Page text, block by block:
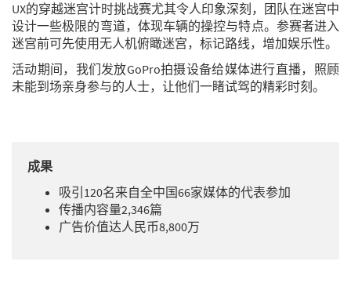
UX的穿越迷宫计时挑战赛尤其令人印象深刻，团队在迷宫中
设计一些极限的弯道，体现车辆的操控与特点。参赛者进入
迷宫前可先使用无人机俯瞰迷宫，标记路线，增加娱乐性。
活动期间，我们发放GoPro拍摄设备给媒体进行直播，照顾
未能到场亲身参与的人士，让他们一睹试驾的精彩时刻。
成果
吸引120名来自全中国66家媒体的代表参加
传播内容量2,346篇
广告价值达人民币8,800万